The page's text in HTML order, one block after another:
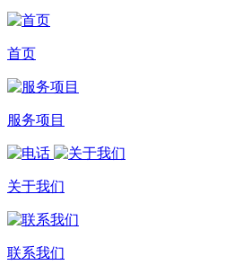
首页
服务项目
关于我们
联系我们